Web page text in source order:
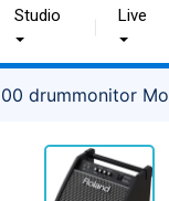
Studio Live
drummonitor